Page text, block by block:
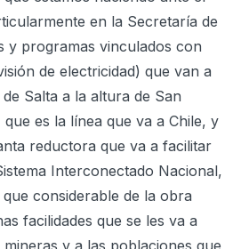
en la Secretaría de
y programas vinculados con
de electricidad) que van a
Salta a la altura de San
es la línea que va a Chile, y
reductora que va a facilitar
Interconectado Nacional,
considerable de la obra
facilidades que se les va a